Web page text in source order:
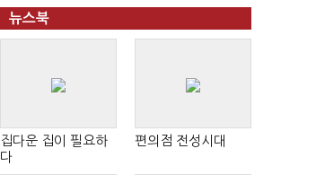
뉴스북
집다운 집이 필요하
다
편의점 전성시대